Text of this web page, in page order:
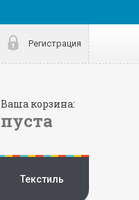
Регистрация
Ваша корзина:
пуста
Текстиль